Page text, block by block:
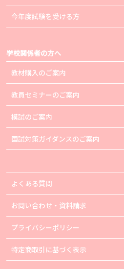
今年度試験を受ける方
学校関係者の方へ
教材購入のご案内
教員セミナーのご案内
模試のご案内
国試対策ガイダンスのご案内
よくある質問
お問い合わせ・資料請求
プライバシーポリシー
特定商取引に基づく表示